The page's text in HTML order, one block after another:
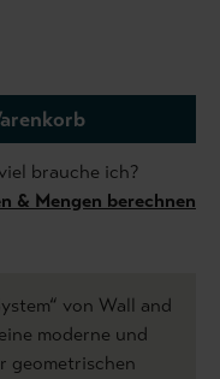
brauche ich?
& Mengen berechnen
von Wall and
moderne und
geometrischen